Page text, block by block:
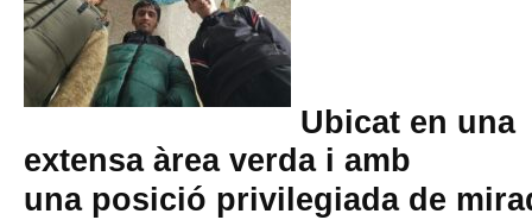
Ubicat en una
extensa àrea verda i amb
una posició privilegiada de